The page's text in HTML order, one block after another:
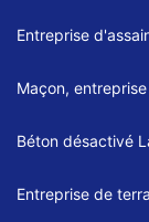
Entreprise
Maçon,
Béton désactivé
Entreprise de